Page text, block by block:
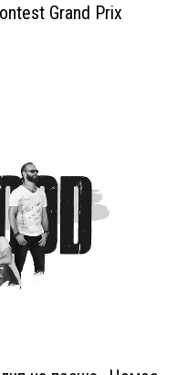
Grand Prix